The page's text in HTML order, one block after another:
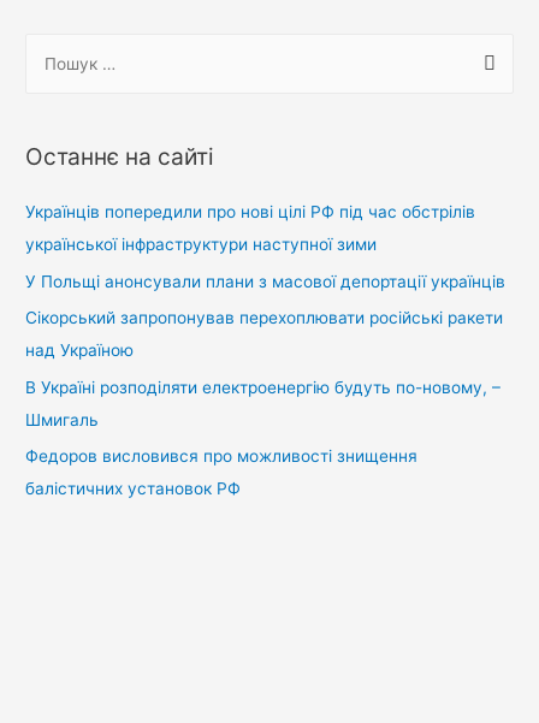
у
:
Останнє на сайті
Українців попередили про нові цілі РФ під час обстрілів
української інфраструктури наступної зими
У Польщі анонсували плани з масової депортації українців
Сікорський запропонував перехоплювати російські ракети
над Україною
В Україні розподіляти електроенергію будуть по-новому, –
Шмигаль
Федоров висловився про можливості знищення
балістичних установок РФ